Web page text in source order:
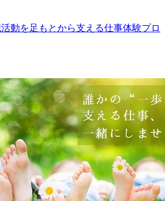
活動を足もとから支える仕事体験プロ